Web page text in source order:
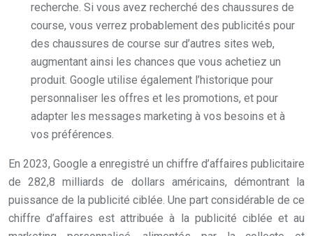
recherche. Si vous avez recherché des chaussures de
course, vous verrez probablement des publicités pour
des chaussures de course sur d’autres sites web,
augmentant ainsi les chances que vous achetiez un
produit. Google utilise également l’historique pour
personnaliser les offres et les promotions, et pour
adapter les messages marketing à vos besoins et à
vos préférences.
En 2023, Google a enregistré un chiffre d’affaires publicitaire
de 282,8 milliards de dollars américains, démontrant la
puissance de la publicité ciblée. Une part considérable de ce
chiffre d’affaires est attribuée à la publicité ciblée et au